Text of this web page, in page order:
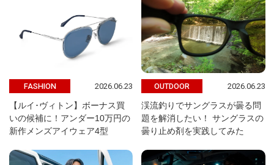
FASHION 2026.06.23
【ルイ･ヴィトン】ボーナス買
いの候補に！アンダー10万円の
新作メンズアイウェア4型
OUTDOOR 2026.06.23
渓流釣りでサングラスが曇る問
題を解消したい！ サングラスの
曇り止め剤を実践してみた